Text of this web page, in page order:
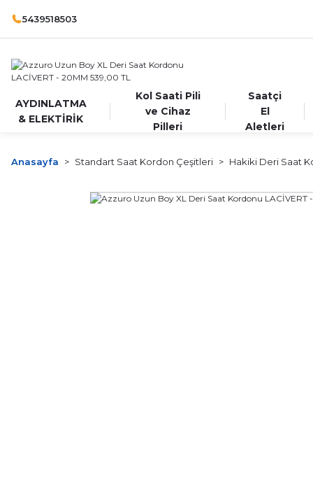
5439518503
AYDINLATMA
& ELEKTİRİK
Kol Saati Pili
ve Cihaz
Pilleri
Saatçi
El
Aletleri
Anasayfa Standart Saat Kordon Çeşitleri Hakiki Deri Saat